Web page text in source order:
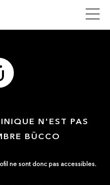
N'EST PAS
BÜCCO
ne sont donc pas accessibles.